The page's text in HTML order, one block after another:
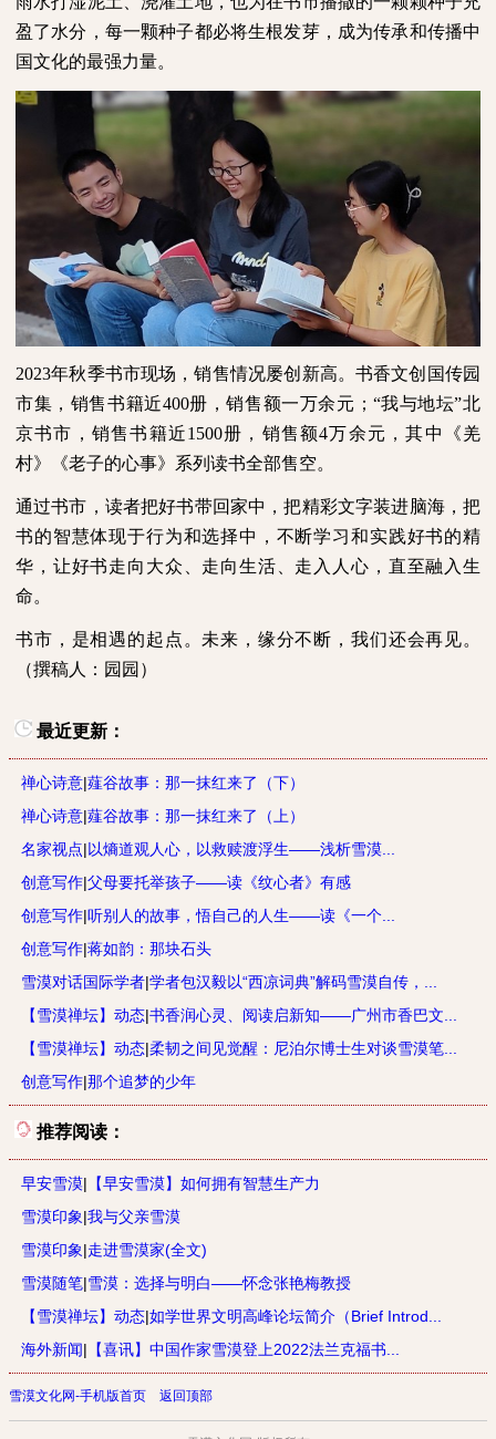
盈了水分，每一颗种子都必将生根发芽，成为传承和传播中
国文化的最强力量。
2023年秋季书市现场，销售情况屡创新高。书香文创国传园
市集，销售书籍近400册，销售额一万余元；“我与地坛”北
京书市，销售书籍近1500册，销售额4万余元，其中《羌
村》《老子的心事》系列读书全部售空。
通过书市，读者把好书带回家中，把精彩文字装进脑海，把
书的智慧体现于行为和选择中，不断学习和实践好书的精
华，让好书走向大众、走向生活、走入人心，直至融入生
命。
书市，是相遇的起点。未来，缘分不断，我们还会再见。
（撰稿人：园园）
最近更新：
禅心诗意|薤谷故事：那一抹红来了（下）
禅心诗意|薤谷故事：那一抹红来了（上）
名家视点|以熵道观人心，以救赎渡浮生——浅析雪漠...
创意写作|父母要托举孩子——读《纹心者》有感
创意写作|听别人的故事，悟自己的人生——读《一个...
创意写作|蒋如韵：那块石头
雪漠对话国际学者|学者包汉毅以“西凉词典”解码雪漠自传，...
【雪漠禅坛】动态|书香润心灵、阅读启新知——广州市香巴文...
【雪漠禅坛】动态|柔韧之间见觉醒：尼泊尔博士生对谈雪漠笔...
创意写作|那个追梦的少年
推荐阅读：
早安雪漠| 【早安雪漠】如何拥有智慧生产力
雪漠印象|我与父亲雪漠
雪漠印象|走进雪漠家(全文)
雪漠随笔|雪漠：选择与明白——怀念张艳梅教授
【雪漠禅坛】动态|如学世界文明高峰论坛简介（Brief Introd...
海外新闻| 【喜讯】中国作家雪漠登上2022法兰克福书...
雪漠文化网-手机版首页 返回顶部